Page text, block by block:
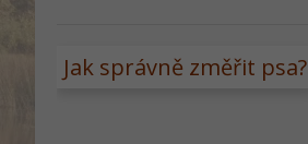
Jak správně změřit psa?